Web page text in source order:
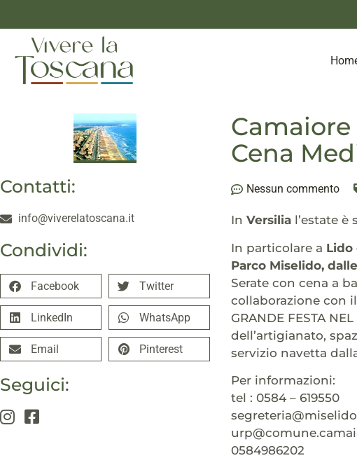
Contatti:
info@viverelatoscana.it
Condividi:
Facebook Twitter
LinkedIn WhatsApp
Email Pinterest
Seguici:
Cena
Nessun commento
In Versilia l’estate
In particolare a Lido
Parco Miselido,
Serate con cena a
collaborazione con
GRANDE FESTA
dell’artigianato,
servizio navetta
Per informazioni:
tel : 0584 – 619550
0584986202